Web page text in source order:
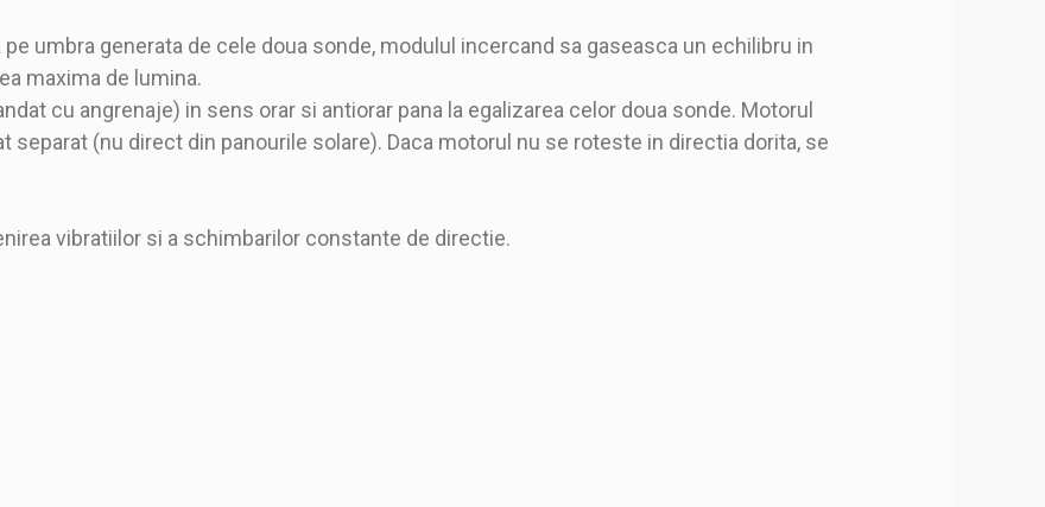
umbra generata de cele doua sonde, modulul incercand sa gaseasca un echilibru in
maxima de lumina.
cu angrenaje) in sens orar si antiorar pana la egalizarea celor doua sonde. Motorul
separat (nu direct din panourile solare). Daca motorul nu se roteste in directia dorita, se
vibratiilor si a schimbarilor constante de directie.